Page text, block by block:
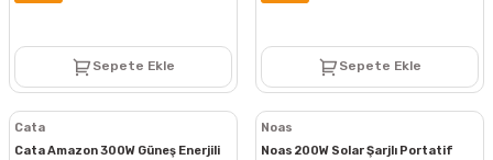
Sepete Ekle Sepete Ekle
Cata
Cata Amazon 300W Güneş Enerjili
Noas
Noas 200W Solar Şarjlı Portatif